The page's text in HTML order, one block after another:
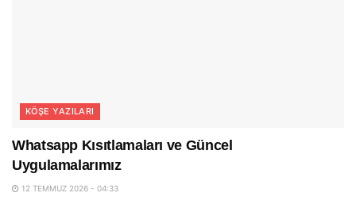
KÖŞE YAZILARI
Whatsapp Kısıtlamaları ve Güncel
Uygulamalarımız
12 TEMMUZ 2026 - 04:33